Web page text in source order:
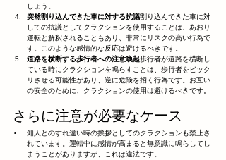
しょう。
突然割り込んできた車に対する抗議割り込んできた車に対
しての抗議としてクラクションを使用することは、あおり
運転と解釈されることもあり、非常にリスクの高い行為で
す。このような感情的な反応は避けるべきです。
道路を横断する歩行者への注意喚起歩行者が道路を横断し
ている時にクラクションを鳴らすことは、歩行者をビック
リさせる可能性があり、逆に危険を招く行為です。お互い
の安全のために、クラクションの使用は避けるべきです。
さらに注意が必要なケース
知人とのすれ違い時の挨拶としてのクラクションも禁止さ
れています。運転中に感情が高まると無意識に鳴らしてし
まうことがありますが、これは違法です。